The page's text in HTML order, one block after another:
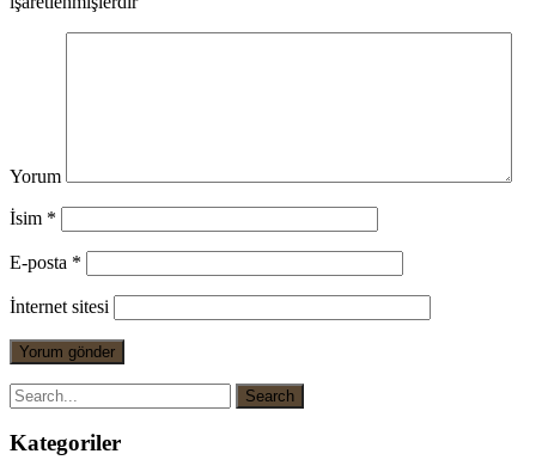
Yorum
İsim *
E-posta *
İnternet sitesi
Kategoriler